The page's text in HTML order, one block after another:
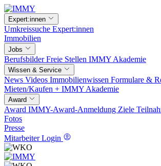
Expert:innen
Umkreissuche Expert:innen
Immobilien
Jobs
BerufsbilderFreie Stellen IMMY Akademie
Wissen & Service
News Videos Immobilienwissen Formulare &
Mieten/Kaufen + IMMY Akademie
Award
Award IMMY-Award-Anmeldung Ziele
Fotos
Presse
Mitarbeiter Login